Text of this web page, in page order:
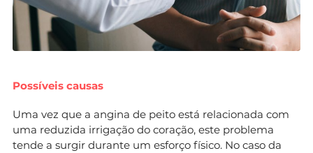
Possíveis causas
Uma vez que a angina de peito está relacionada com
uma reduzida irrigação do coração, este problema
tende a surgir durante um esforço físico. No caso da